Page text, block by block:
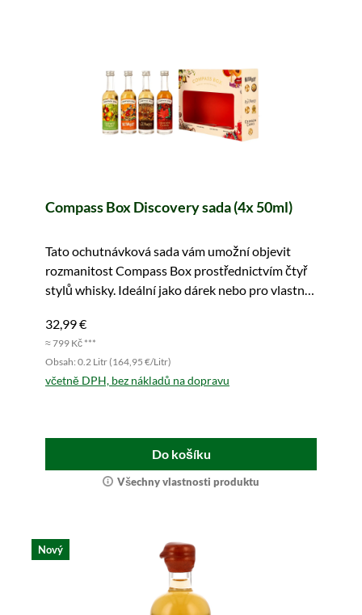
Compass Box Discovery sada (4x 50ml)
Tato ochutnávková sada vám umožní objevit
rozmanitost Compass Box prostřednictvím čtyř
stylů whisky. Ideální jako dárek nebo pro vlastní
32,99 €
≈ 799 Kč ***
Obsah: 0.2 Litr (164,95 €/Litr)
včetně DPH, bez nákladů na dopravu
Do košíku
Všechny vlastnosti produktu
Nový